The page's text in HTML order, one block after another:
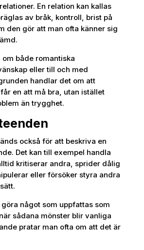
En relation kan kallas
av bråk, kontroll, brist på
den gör att man ofta känner sig
om både romantiska
eller till och med
handlar det om att
en att må bra, utan istället
än trygghet.
också för att beskriva en
Det kan till exempel handla
kritiserar andra, sprider dålig
eller försöker styra andra
något som uppfattas som
sådana mönster blir vanliga
pratar man ofta om att det är